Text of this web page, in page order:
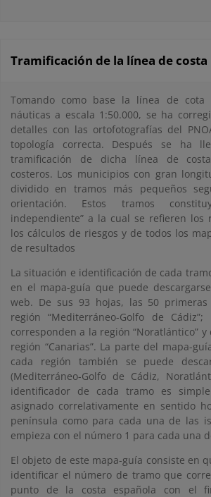
Tramificación de la línea de costa
Tomando como base la línea de cota
náuticas a escala 1:50.000, se ha
detalles con las ortofotografías del
topología correcta. Después se ha
tramificación de dicha línea de
costeros. Los municipios con gran
dividido en tramos más pequeños
orientación. Estos tramos
independiente” a la cual se refieren los
los cálculos de riesgos y de todos los
de resultados
La situación e identificación de cada
en el mapa-guía que puede
web. De sus 93 hojas, las 50
región “Mediterráneo-Golfo de
corresponden a la región “Noratlántico” y
región “Canarias”. La parte del mapa-
cada región también se puede
(Mediterráneo-Golfo de Cádiz,
identificador de cada tramo es
asignado correlativamente en sentido
península como para cada una de las
empieza con el número 1 para cada una
El objeto de este mapa-guía consiste en
identificar el número de tramo que
punto de la costa española con el